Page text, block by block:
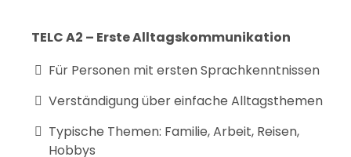
TELC A2 – Erste Alltagskommunikation
Für Personen mit ersten Sprachkenntnissen
Verständigung über einfache Alltagsthemen
Typische Themen: Familie, Arbeit, Reisen,
Hobbys